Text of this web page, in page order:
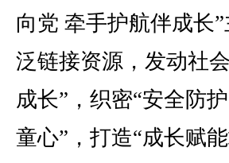
向党 牵手护航伴成长
泛链接资源，发动社
成长”，织密“安全防
童心”，打造“成长赋